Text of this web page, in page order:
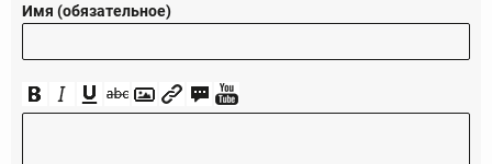
Имя (обязательное)